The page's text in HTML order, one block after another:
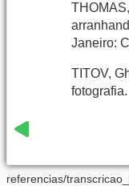
Janeiro:
TITOV,
fotografia.
referencias/